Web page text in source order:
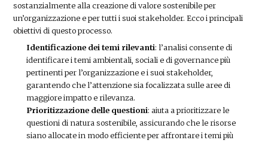
sostanzialmente alla creazione di valore sostenibile per
un’organizzazione e per tutti i suoi stakeholder. Ecco i principali
obiettivi di questo processo.
Identificazione dei temi rilevanti: l’analisi consente di
identificare i temi ambientali, sociali e di governance più
pertinenti per l’organizzazione e i suoi stakeholder,
garantendo che l’attenzione sia focalizzata sulle aree di
maggiore impatto e rilevanza.
Prioritizzazione delle questioni: aiuta a prioritizzare le
questioni di natura sostenibile, assicurando che le risorse
siano allocate in modo efficiente per affrontare i temi più